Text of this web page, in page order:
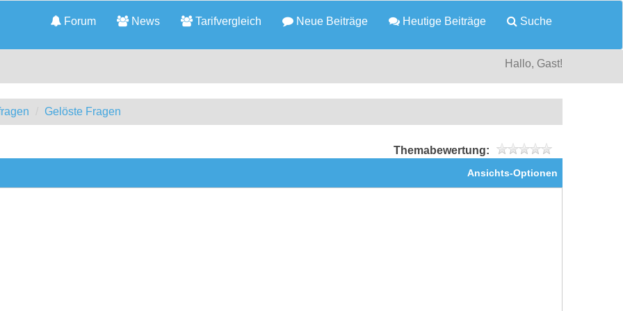
Forum News Tarifvergleich Neue Beiträge Heutige Beiträge Suche
Hallo, Gast!
Gelöste Fragen
Themabewertung:
Ansichts-Optionen